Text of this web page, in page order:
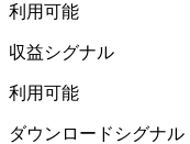
利用可能
収益シグナル
利用可能
ダウンロードシグナル